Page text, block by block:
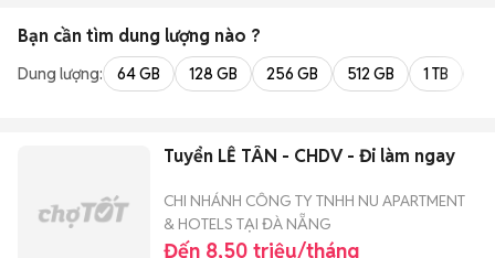
Bạn cần tìm dung lượng nào ?
Dung lượng: 64 GB 128 GB 256 GB 512 GB 1 TB
Tuyển LỄ TÂN - CHDV - Đi làm ngay
CHI NHÁNH CÔNG TY TNHH NU APARTMENT
& HOTELS TẠI ĐÀ NẴNG
Đến 8,50 triệu/tháng